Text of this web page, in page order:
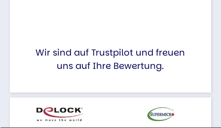
Wir sind auf Trustpilot und freuen
uns auf Ihre Bewertung.